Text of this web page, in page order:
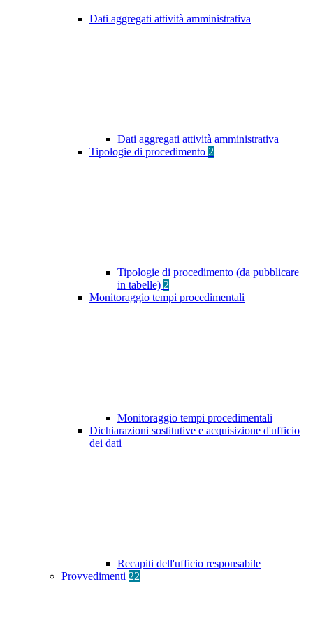
Dati aggregati attività amministrativa
Dati aggregati attività amministrativa
Tipologie di procedimento 2
Tipologie di procedimento (da pubblicare
in tabelle) 2
Monitoraggio tempi procedimentali
Monitoraggio tempi procedimentali
Dichiarazioni sostitutive e acquisizione d'ufficio
dei dati
Recapiti dell'ufficio responsabile
Provvedimenti 22